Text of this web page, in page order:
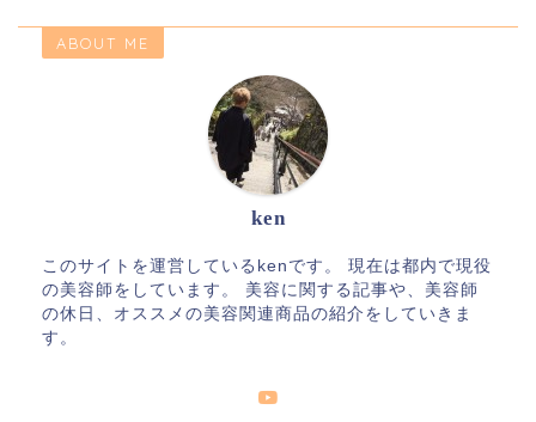
ABOUT ME
ken
このサイトを運営しているkenです。 現在は都内で現役
の美容師をしています。 美容に関する記事や、美容師
の休日、オススメの美容関連商品の紹介をしていきま
す。